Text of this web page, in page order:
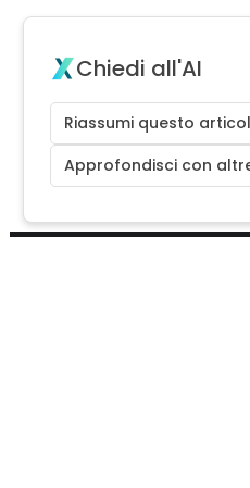
Chiedi all'AI
Riassumi questo
Approfondisci con